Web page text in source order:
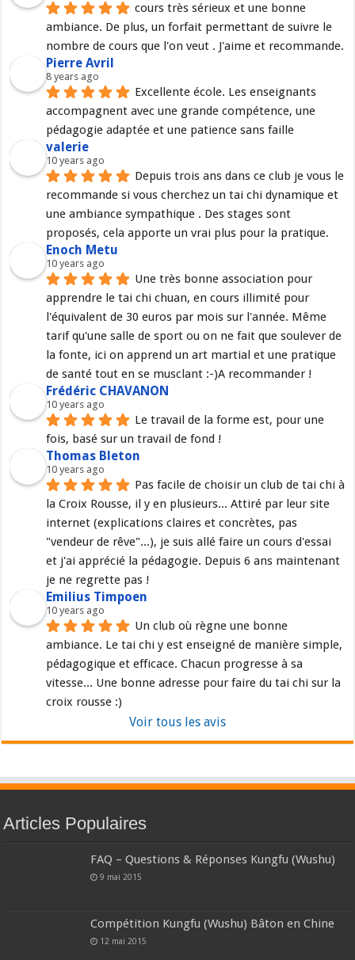
cours très sérieux et une bonne
ambiance. De plus, un forfait permettant de suivre le
nombre de cours que l'on veut . J'aime et recommande.
Pierre Avril
8 years ago
Excellente école. Les enseignants
accompagnent avec une grande compétence, une
pédagogie adaptée et une patience sans faille
valerie
10 years ago
Depuis trois ans dans ce club je vous le
recommande si vous cherchez un tai chi dynamique et
une ambiance sympathique . Des stages sont
proposés, cela apporte un vrai plus pour la pratique.
Enoch Metu
10 years ago
Une très bonne association pour
apprendre le tai chi chuan, en cours illimité pour
l'équivalent de 30 euros par mois sur l'année. Même
tarif qu'une salle de sport ou on ne fait que soulever de
la fonte, ici on apprend un art martial et une pratique
de santé tout en se musclant :-)A recommander !
Frédéric CHAVANON
10 years ago
Le travail de la forme est, pour une
fois, basé sur un travail de fond !
Thomas Bleton
10 years ago
Pas facile de choisir un club de tai chi à
la Croix Rousse, il y en plusieurs... Attiré par leur site
internet (explications claires et concrètes, pas
"vendeur de rêve"...), je suis allé faire un cours d'essai
et j'ai apprécié la pédagogie. Depuis 6 ans maintenant
je ne regrette pas !
Emilius Timpoen
10 years ago
Un club où règne une bonne
ambiance. Le tai chi y est enseigné de manière simple,
pédagogique et efficace. Chacun progresse à sa
vitesse... Une bonne adresse pour faire du tai chi sur la
croix rousse :)
Voir tous les avis
Articles Populaires
FAQ – Questions & Réponses Kungfu (Wushu)
9 mai 2015
Compétition Kungfu (Wushu) Bâton en Chine
12 mai 2015